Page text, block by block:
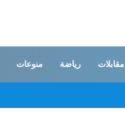
مقابلات رياضة منوعات